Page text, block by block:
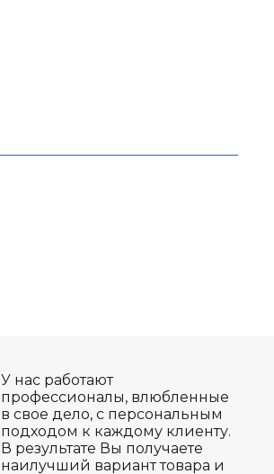
У нас работают
профессионалы, влюбленные
в свое дело, с персональным
подходом к каждому клиенту.
В результате Вы получаете
наилучший вариант товара и